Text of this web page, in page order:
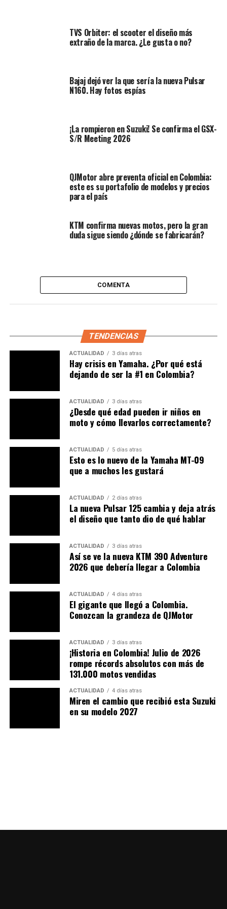
podemos apreciar sobre todo en la parte delantera, a
través de un faro más tradicional y en las formas
En la V350 el depósito de combustible acumula 14 litros
Vs la S350 que permite 16.
la mejor de Bajaj?
mm, pero manteniendo la misma carrera de 62 mm;
ahora desarrollan una potencia de 38,9 Hp a 9.500 rpm
y un par máximo de 32,8 Nm a 7.500 giros.
Estas dos motocicletas, en su parte ciclo, se benefician
chasis multitubular en acero junto a un
componen de una horquilla invertida de 43 mm,
mientras que en el tren trasero poseen un
monoamortiguador con ajuste en la precarga del
discos de 320 mm adelante y 265 mm atrás y sistema
ABS. Las atractivas llantas de 17 pulgadas están
calzadas con neumáticos en medidas 120/70 ZR17 y
180/55 ZR17.
Pese a que estas nuevas formas mantienen sus 1.430
mm de batalla, el peso de estas motos es de174 Kg para
seco; y la altura del asiento es 765 mm para la agresiva
V y 750 para la clásica S. Por equipamiento, se
benefician de pantalla TFT a color con toda la
visualización diferentes.
TVS Orbiter: el scooter el diseño más
extraño de la marca. ¿Le gusta o no?
Bajaj dejó ver la que sería la nueva Pulsar
N160. Hay fotos espías
¡La rompieron en Suzuki! Se confirma el GSX-
S/R Meeting 2026
QJMotor abre preventa oficial en Colombia:
este es su portafolio de modelos y precios
para el país
KTM confirma nuevas motos, pero la gran
duda sigue siendo ¿dónde se fabricarán?
COMENTA
TENDENCIAS
ACTUALIDAD 3 días atras
Hay crisis en Yamaha. ¿Por qué está
dejando de ser la #1 en Colombia?
ACTUALIDAD 3 días atras
¿Desde qué edad pueden ir niños en
moto y cómo llevarlos correctamente?
ACTUALIDAD 5 días atras
Esto es lo nuevo de la Yamaha MT-09
que a muchos les gustará
ACTUALIDAD 2 días atras
La nueva Pulsar 125 cambia y deja atrás
el diseño que tanto dio de qué hablar
ACTUALIDAD 3 días atras
Así se ve la nueva KTM 390 Adventure
2026 que debería llegar a Colombia
ACTUALIDAD 4 días atras
El gigante que llegó a Colombia.
Conozcan la grandeza de QJMotor
ACTUALIDAD 3 días atras
¡Historia en Colombia! Julio de 2026
rompe récords absolutos con más de
131.000 motos vendidas
ACTUALIDAD 4 días atras
Miren el cambio que recibió esta Suzuki
en su modelo 2027